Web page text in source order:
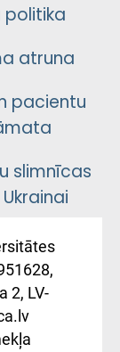
politika
atruna
pacientu
slimnīcas
Східної
співпраця з
2, LV-